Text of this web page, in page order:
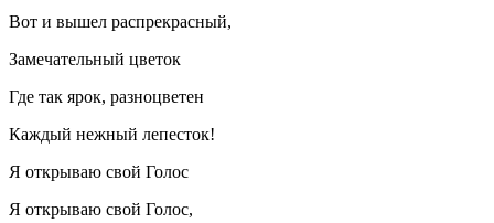
Вот и вышел распрекрасный,
Замечательный цветок
Где так ярок, разноцветен
Каждый нежный лепесток!
Я открываю свой Голос
Я открываю свой Голос,